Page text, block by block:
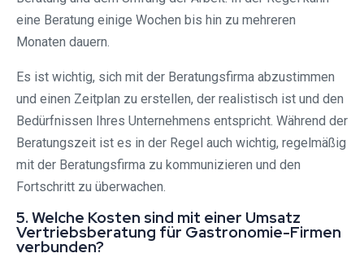
eine Beratung einige Wochen bis hin zu mehreren
Monaten dauern.
Es ist wichtig, sich mit der Beratungsfirma abzustimmen
und einen Zeitplan zu erstellen, der realistisch ist und den
Bedürfnissen Ihres Unternehmens entspricht. Während der
Beratungszeit ist es in der Regel auch wichtig, regelmäßig
mit der Beratungsfirma zu kommunizieren und den
Fortschritt zu überwachen.
5. Welche Kosten sind mit einer Umsatz
Vertriebsberatung für Gastronomie-Firmen
verbunden?